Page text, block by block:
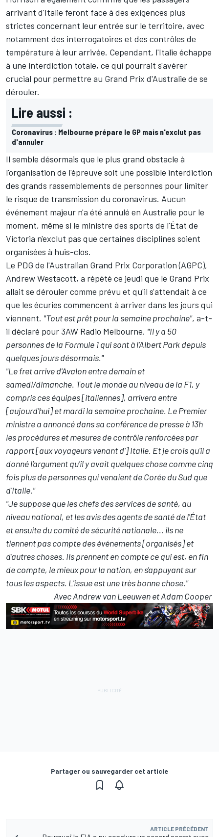
arrivant d'Italie feront face à des exigences plus
strictes concernant leur entrée sur le territoire, avec
notamment des interrogatoires et des contrôles de
température à leur arrivée. Cependant, l'Italie échappe
à une interdiction totale, ce qui pourrait s'avérer
crucial pour permettre au Grand Prix d'Australie de se
dérouler.
Lire aussi :
Coronavirus : Melbourne prépare le GP mais n'exclut pas
d'annuler
Il semble désormais que le plus grand obstacle à
l'organisation de l'épreuve soit une possible interdiction
des grands rassemblements de personnes pour limiter
le risque de transmission du coronavirus. Aucun
événement majeur n'a été annulé en Australie pour le
moment, même si le ministre des sports de l'État de
Victoria n'exclut pas que certaines disciplines soient
organisées à huis-clos.
Le PDG de l'Australian Grand Prix Corporation (AGPC),
Andrew Westacott, a répété ce jeudi que le Grand Prix
allait se dérouler comme prévu et qu'il s'attendait à ce
que les écuries commencent à arriver dans les jours qui
viennent. "Tout est prêt pour la semaine prochaine", a-t-
il déclaré pour 3AW Radio Melbourne. "Il y a 50
personnes de la Formule 1 qui sont à l'Albert Park depuis
quelques jours désormais."
"Le fret arrive d'Avalon entre demain et
samedi/dimanche. Tout le monde au niveau de la F1, y
compris ces équipes [italiennes], arrivera entre
[aujourd'hui] et mardi la semaine prochaine. Le Premier
ministre a annoncé dans sa conférence de presse à 13h
les procédures et mesures de contrôle renforcées par
rapport [aux voyageurs venant d'] Italie. Et je crois qu'il a
donné l'argument qu'il y avait quelques chose comme cinq
fois plus de personnes qui venaient de Corée du Sud que
d'Italie."
"Je suppose que les chefs des services de santé, au
niveau national, et les avis des agents de santé de l'État
et ensuite du comité de sécurité nationale... ils ne
tiennent pas compte des événements [organisés] et
d'autres choses. Ils prennent en compte ce qui est, en fin
de compte, le mieux pour la nation, en s'appuyant sur
tous les aspects. L'issue est une très bonne chose."
Avec Andrew van Leeuwen et Adam Cooper
Partager ou sauvegarder cet article
ARTICLE PRÉCÉDENT